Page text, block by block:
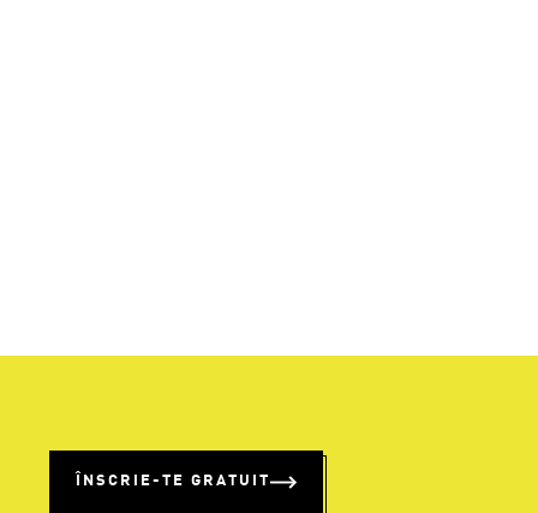
ÎNSCRIE-TE GRATUIT